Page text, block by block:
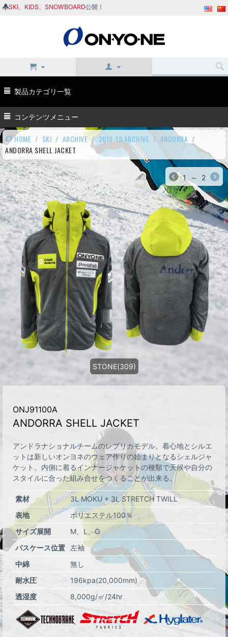
SKI KIDS SNOWBOARD公開！
製品カテゴリ一覧
コンテンツメニュー
HOME / SKI / ARCHIVE / 2018-19 ARCHIVE / ANDORRA /
ANDORRA SHELL JACKET
1 ～ 2
STONE(309)
ONJ91100A
ANDORRA SHELL JACKET
アンドラナショナルチームのレプリカモデル。着心地とシルエ
ットは新しいオンヨネのウェア作りの始まりとなるシェルジャ
ケット。内側に着るインナージャケットの種類で天候や自分の
スタイルに合った組み合せをつくることが出来る。
素材
3L MOKU + 3L STRETCH TWILL
表地
ポリエステル100％
サイズ展開
M L
O
パスケース位置
左袖
中綿
無し
耐水圧
196kpa(20,000mm)
透湿度
8,000g/㎡/24hr